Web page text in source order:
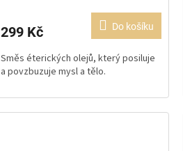
299 Kč Do košíku
Směs éterických olejů, který posiluje
a povzbuzuje mysl a tělo.